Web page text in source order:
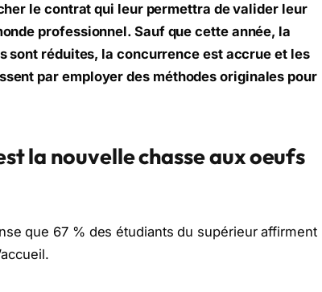
le contrat qui leur permettra de valider leur
professionnel. Sauf que cette année, la
sont réduites, la concurrence est accrue et les
par employer des méthodes originales pour
la nouvelle chasse aux oeufs
que 67 % des étudiants du supérieur affirment